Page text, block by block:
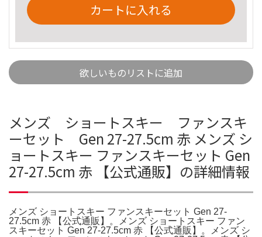
カートに入れる
欲しいものリストに追加
メンズ ショートスキー ファンスキ
ーセット Gen 27-27.5cm 赤 メンズ シ
ョートスキー ファンスキーセット Gen
27-27.5cm 赤 【公式通販】の詳細情報
メンズ ショートスキー ファンスキーセット Gen 27-
27.5cm 赤 【公式通販】。メンズ ショートスキー ファン
スキーセット Gen 27-27.5cm 赤 【公式通販】。メンズ シ